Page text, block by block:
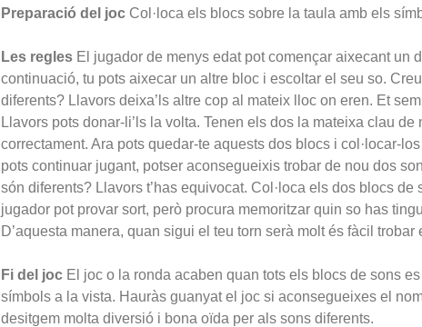
Preparació del joc Col·loca els blocs sobre la taula amb els
Les regles El jugador de menys edat pot començar aixecant un
continuació, tu pots aixecar un altre bloc i escoltar el seu so.
diferents? Llavors deixa’ls altre cop al mateix lloc on eren. Et
Llavors pots donar-li’ls la volta. Tenen els dos la mateixa clau
correctament. Ara pots quedar-te aquests dos blocs i col·locar-
pots continuar jugant, potser aconsegueixis trobar de nou dos
són diferents? Llavors t’has equivocat. Col·loca els dos blocs
jugador pot provar sort, però procura memoritzar quin so has
D’aquesta manera, quan sigui el teu torn serà molt és fàcil trobar
Fi del joc El joc o la ronda acaben quan tots els blocs de sons
símbols a la vista. Hauràs guanyat el joc si aconsegueixes el
desitgem molta diversió i bona oïda per als sons diferents.